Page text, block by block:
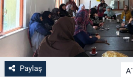
Paylaş A-